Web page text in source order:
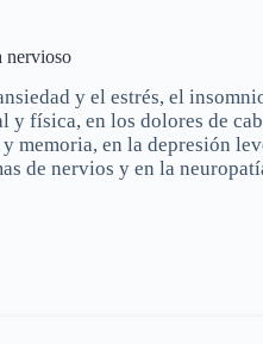
nervioso
y el estrés, el
y física, en los dolores de
memoria, en la depresión
de nervios y en la